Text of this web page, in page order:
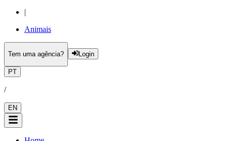
|
Animais
Tem uma agência? Login
PT
/
EN